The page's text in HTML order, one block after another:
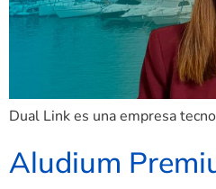
Dual Link es una empresa
Aludium